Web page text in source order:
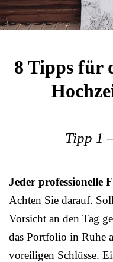
8 Tipps für
Tipp 1
Jeder professionelle
Achten Sie darauf.
Vorsicht an den Tag
das Portfolio in Ruhe
voreiligen Schlüsse.